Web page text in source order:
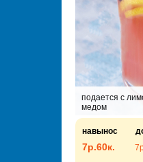
подается с
медом
навынос
7р.60к.